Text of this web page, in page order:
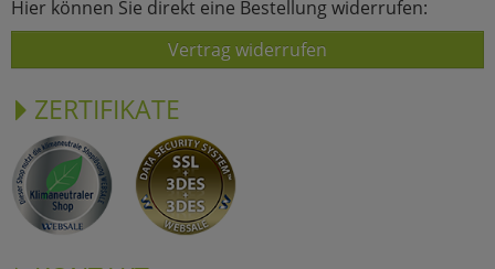
Hier können Sie direkt eine Bestellung widerrufen:
Vertrag widerrufen
ZERTIFIKATE